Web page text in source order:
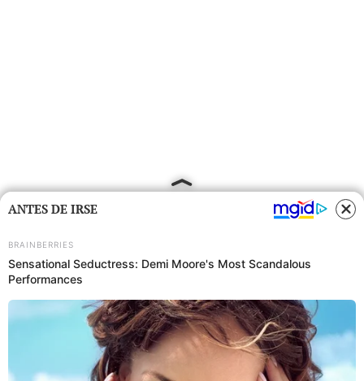
ANTES DE IRSE